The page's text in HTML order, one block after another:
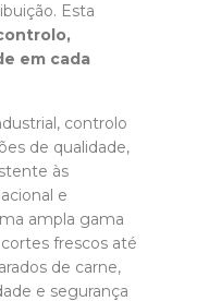
Esta
em cada
controlo
de qualidade,
às
e
ampla gama
frescos até
de carne,
e segurança